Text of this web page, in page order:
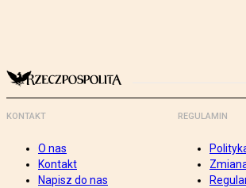
KONTAKT
O nas
Kontakt
Napisz do nas
REGULAMIN